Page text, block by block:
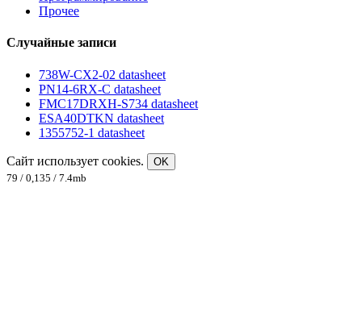
Прочее
Случайные записи
738W-CX2-02 datasheet
PN14-6RX-C datasheet
FMC17DRXH-S734 datasheet
ESA40DTKN datasheet
1355752-1 datasheet
Сайт использует cookies.
OK
79 / 0,135 / 7.4mb